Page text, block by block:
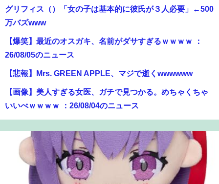
グリフィス（）「女の子は基本的に彼氏が３人必要」←500
万バズwww
【爆笑】最近のオスガキ、名前がダサすぎるｗｗｗｗ ：
26/08/05のニュース
【悲報】Mrs. GREEN APPLE、マジで逝くwwwwww
【画像】美人すぎる女医、ガチで見つかる。めちゃくちゃ
いいべｗｗｗｗ ：26/08/04のニュース
「キャハハ！」→フラ開始ｗｗｗｗｗｗｗｗｗｗ
【朗報】アマガミの棚町薫さん、最新絵でめっちゃ可愛く
なる：26/08/03のニュース